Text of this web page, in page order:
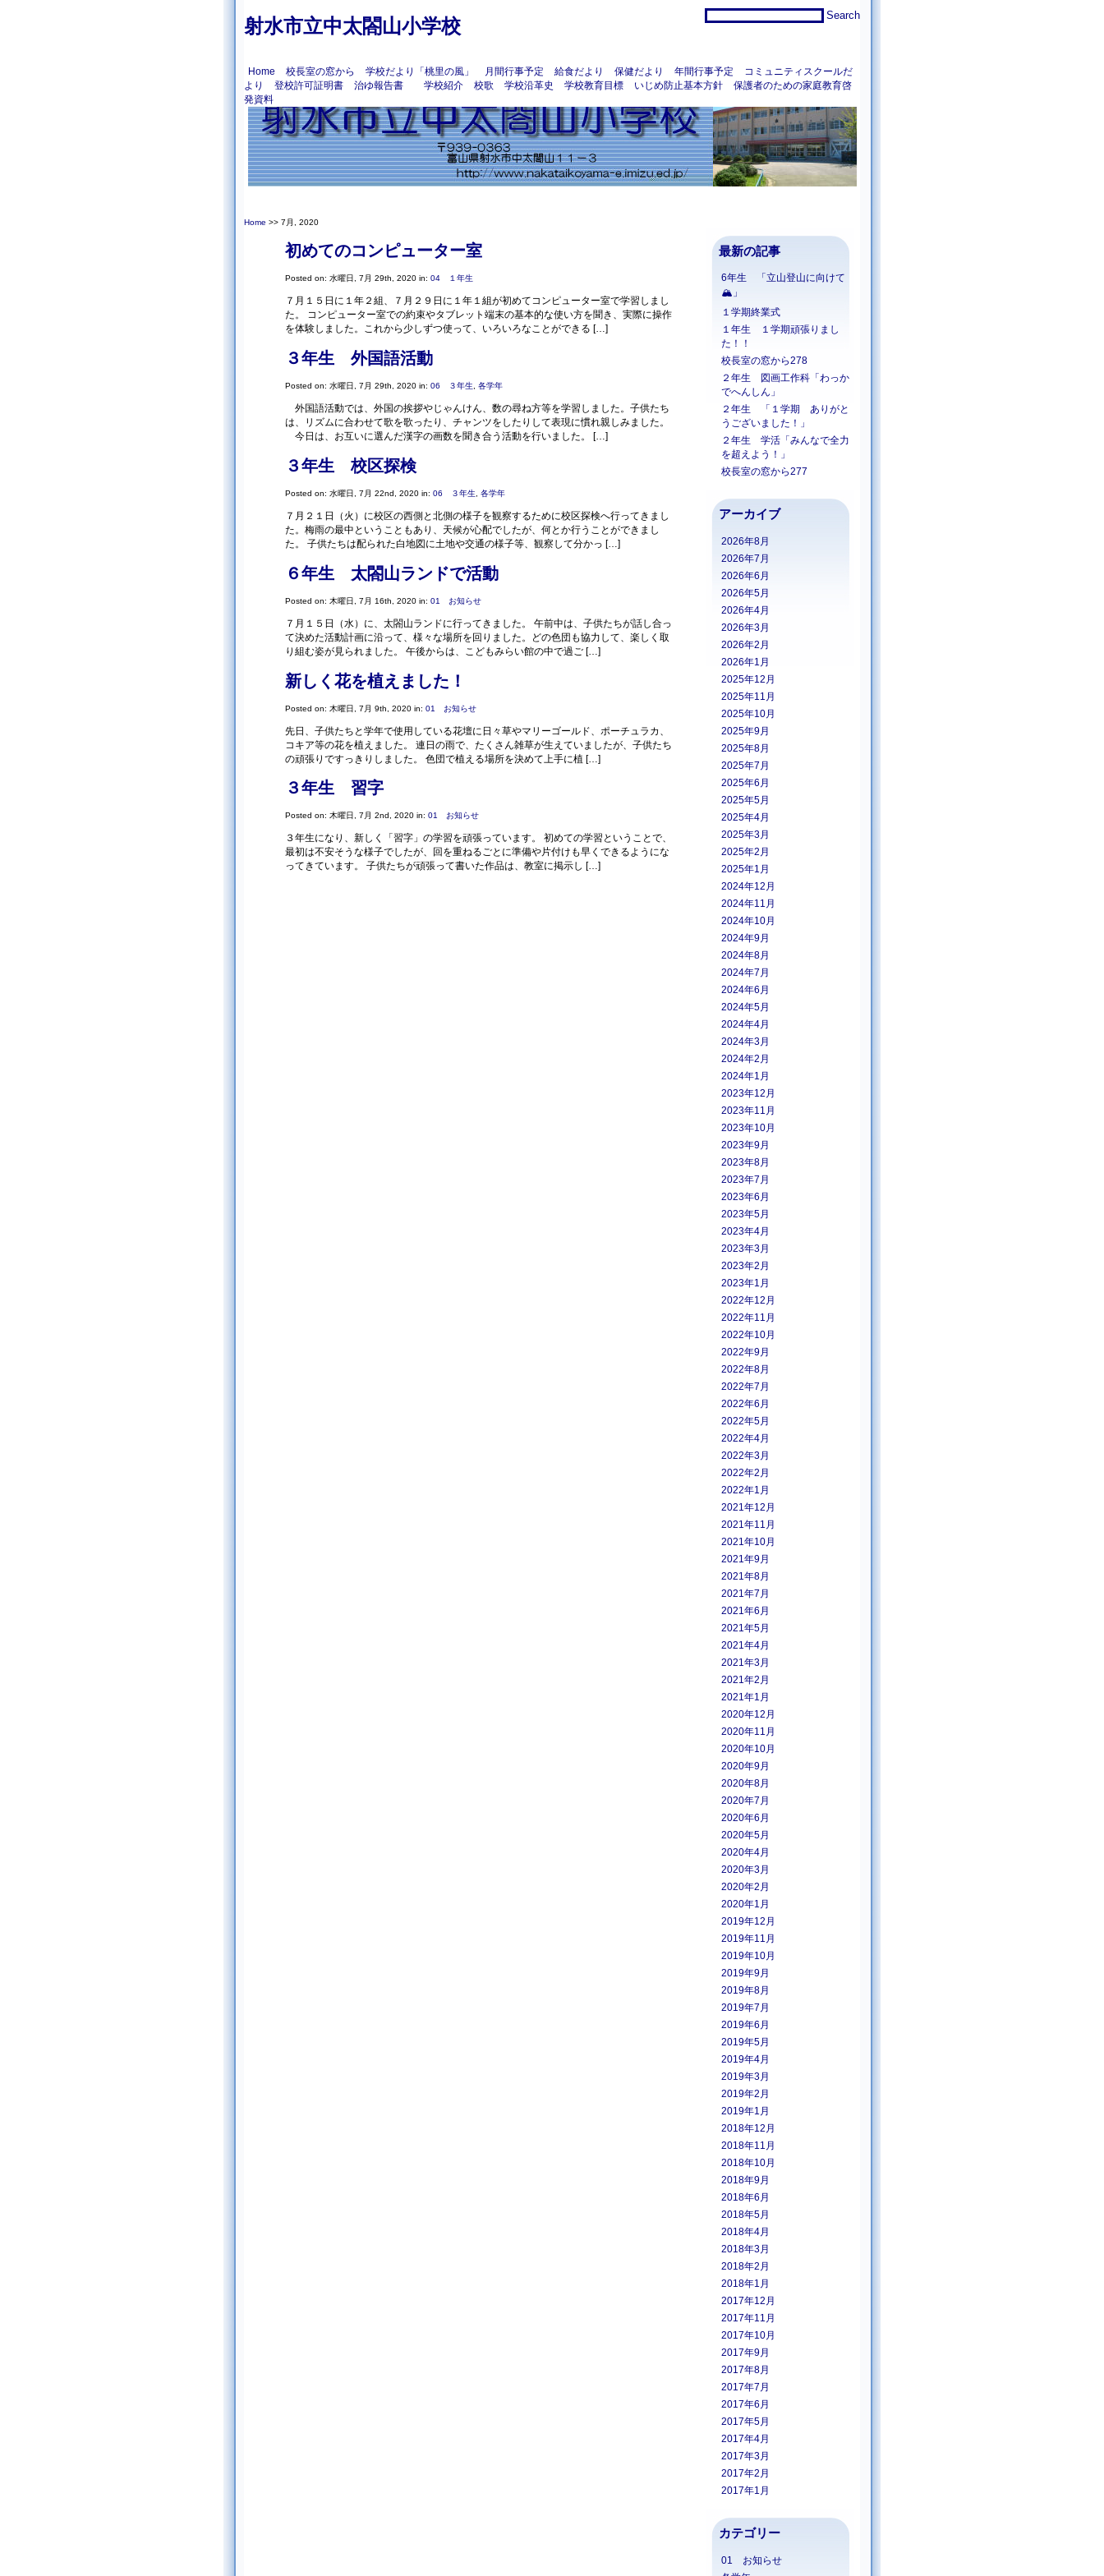
射水市立中太閤山小学校
Home 校長室の窓から 学校だより「桃里の風」 月間行事予定 給食だより 保健だより 年間行事予定
コミュニティスクールだ
より
登校許可証明書 治ゆ報告書 学校紹介 校歌 学校沿革史 学校教育目標 いじめ防止基本方針
保護者のための家庭教育啓
発資料
最新の記事
6年生 「立山登山に向けて
🏔」
１学期終業式
１年生 １学期頑張りまし
た！！
校長室の窓から278
２年生 図画工作科「わっか
でへんしん」
２年生 「１学期 ありがと
うございました！」
２年生 学活「みんなで全力
を超えよう！」
校長室の窓から277
アーカイブ
2026年8月
2026年7月
2026年6月
2026年5月
2026年4月
2026年3月
2026年2月
2026年1月
2025年12月
2025年11月
2025年10月
2025年9月
2025年8月
2025年7月
2025年6月
2025年5月
2025年4月
2025年3月
2025年2月
2025年1月
2024年12月
2024年11月
2024年10月
2024年9月
2024年8月
2024年7月
2024年6月
2024年5月
2024年4月
2024年3月
2024年2月
2024年1月
2023年12月
2023年11月
2023年10月
2023年9月
2023年8月
2023年7月
2023年6月
2023年5月
2023年4月
2023年3月
2023年2月
2023年1月
2022年12月
2022年11月
2022年10月
2022年9月
2022年8月
2022年7月
2022年6月
2022年5月
2022年4月
2022年3月
2022年2月
2022年1月
2021年12月
2021年11月
2021年10月
2021年9月
2021年8月
2021年7月
2021年6月
2021年5月
2021年4月
2021年3月
2021年2月
2021年1月
2020年12月
2020年11月
2020年10月
2020年9月
2020年8月
2020年7月
2020年6月
2020年5月
2020年4月
2020年3月
2020年2月
2020年1月
2019年12月
2019年11月
2019年10月
2019年9月
2019年8月
2019年7月
2019年6月
2019年5月
2019年4月
2019年3月
2019年2月
2019年1月
2018年12月
2018年11月
2018年10月
2018年9月
2018年6月
2018年5月
2018年4月
2018年3月
2018年2月
2018年1月
2017年12月
2017年11月
2017年10月
2017年9月
2017年8月
2017年7月
2017年6月
2017年5月
2017年4月
2017年3月
2017年2月
2017年1月
カテゴリー
01 お知らせ
Home >> 7月, 2020
初めてのコンピューター室
Posted on: 水曜日, 7月 29th, 2020 in: 04 １年生
７月１５日に１年２組、７月２９日に１年１組が初めてコンピューター室で学習しまし
た。 コンピューター室での約束やタブレット端末の基本的な使い方を聞き、実際に操作
を体験しました。これから少しずつ使って、いろいろなことができる […]
３年生 外国語活動
Posted on: 水曜日, 7月 29th, 2020 in: 06 ３年生 各学年
外国語活動では、外国の挨拶やじゃんけん、数の尋ね方等を学習しました。子供たち
は、リズムに合わせて歌を歌ったり、チャンツをしたりして表現に慣れ親しみました。
今日は、お互いに選んだ漢字の画数を聞き合う活動を行いました。 […]
３年生 校区探検
Posted on: 水曜日, 7月 22nd, 2020 in: 06 ３年生 各学年
７月２１日（火）に校区の西側と北側の様子を観察するために校区探検へ行ってきまし
た。梅雨の最中ということもあり、天候が心配でしたが、何とか行うことができまし
た。 子供たちは配られた白地図に土地や交通の様子等、観察して分かっ […]
６年生 太閤山ランドで活動
Posted on: 木曜日, 7月 16th, 2020 in: 01 お知らせ
７月１５日（水）に、太閤山ランドに行ってきました。 午前中は、子供たちが話し合っ
て決めた活動計画に沿って、様々な場所を回りました。どの色団も協力して、楽しく取
り組む姿が見られました。 午後からは、こどもみらい館の中で過ご […]
新しく花を植えました！
Posted on: 木曜日, 7月 9th, 2020 in: 01 お知らせ
先日、子供たちと学年で使用している花壇に日々草やマリーゴールド、ポーチュラカ、
コキア等の花を植えました。 連日の雨で、たくさん雑草が生えていましたが、子供たち
の頑張りですっきりしました。 色団で植える場所を決めて上手に植 […]
３年生 習字
Posted on: 木曜日, 7月 2nd, 2020 in: 01 お知らせ
３年生になり、新しく「習字」の学習を頑張っています。 初めての学習ということで、
最初は不安そうな様子でしたが、回を重ねるごとに準備や片付けも早くできるようにな
ってきています。 子供たちが頑張って書いた作品は、教室に掲示し […]